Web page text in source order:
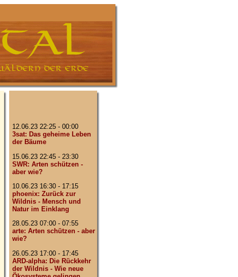
12.06.23 22:25 - 00:00
3sat: Das geheime Leben
der Bäume
15.06.23 22:45 - 23:30
SWR: Arten schützen -
aber wie?
10.06.23 16:30 - 17:15
phoenix: Zurück zur
Wildnis - Mensch und
Natur im Einklang
28.05.23 07:00 - 07:55
arte: Arten schützen - aber
wie?
26.05.23 17:00 - 17:45
ARD-alpha: Die Rückkehr
der Wildnis - Wie neue